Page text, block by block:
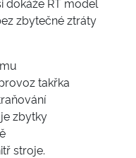
zbytečné ztráty
takřka
zbytky
stroje.